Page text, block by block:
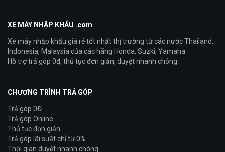
XE MÁY NHẬP KHẨU .com
Xe máy nhập khẩu giá rẻ tốt nhất thị trường từ các nước Thailand,
Indonesia, Malaysia của các hãng Honda, Suzki, Yamaha.
Hỗ trợ trả góp 0đ, thủ tục đơn giản, duyệt nhanh chóng.
CHƯƠNG TRÌNH TRẢ GÓP
Trả góp 0Đ
Trả góp Online
Thủ tục đơn giản
Trả góp lãi suất chỉ từ 0%
Thời gian duyệt nhanh chóng